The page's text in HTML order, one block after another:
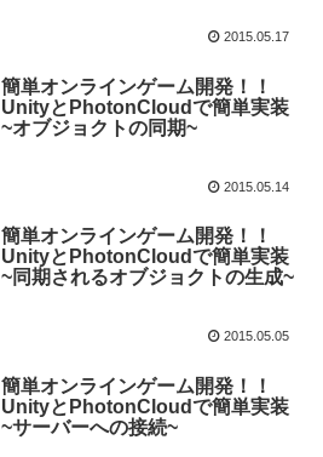
2015.05.17
簡単オンラインゲーム開発！！
UnityとPhotonCloudで簡単実装
~オブジョクトの同期~
2015.05.14
簡単オンラインゲーム開発！！
UnityとPhotonCloudで簡単実装
~同期されるオブジョクトの生成~
2015.05.05
簡単オンラインゲーム開発！！
UnityとPhotonCloudで簡単実装
~サーバーへの接続~